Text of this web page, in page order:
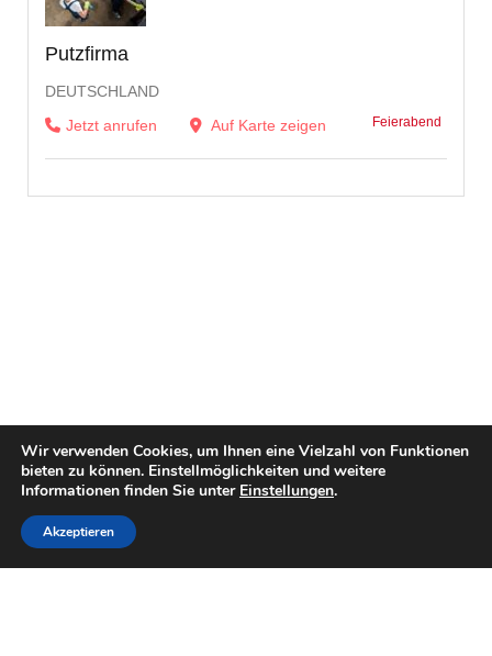
Putzfirma
DEUTSCHLAND
Jetzt anrufen
Auf Karte zeigen Feierabend
Wir verwenden Cookies, um Ihnen eine Vielzahl von Funktionen
bieten zu können. Einstellmöglichkeiten und weitere
Informationen finden Sie unter Einstellungen.
Akzeptieren